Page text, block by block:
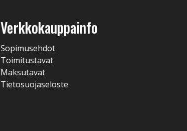
Verkkokauppainfo
Sopimusehdot
Toimitustavat
Maksutavat
Tietosuojaseloste